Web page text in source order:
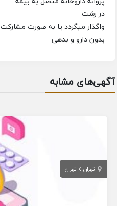
در رشت
واگذار میگردد یا به صورت مشارکت
بدون دارو و بدهی
آگهی‌های مشابه
تهران تهران